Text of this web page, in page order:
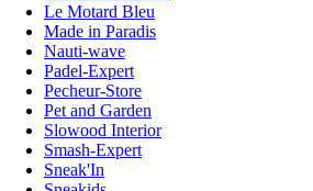
Le Motard Bleu
Made in Paradis
Nauti-wave
Padel-Expert
Pecheur-Store
Pet and Garden
Slowood Interior
Smash-Expert
Sneak'In